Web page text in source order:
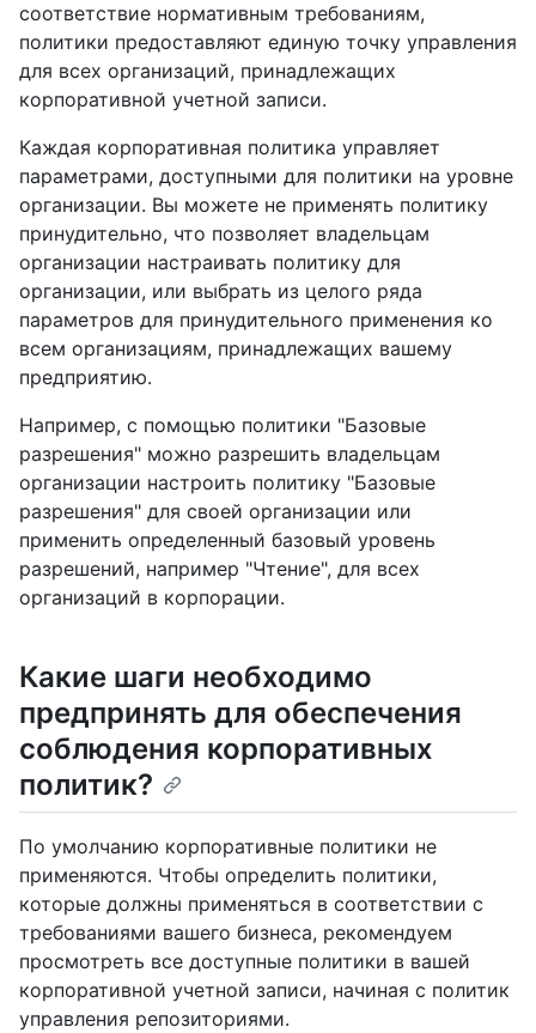
соответствие нормативным требованиям,
политики предоставляют единую точку управления
для всех организаций, принадлежащих
корпоративной учетной записи.
Каждая корпоративная политика управляет
параметрами, доступными для политики на уровне
организации. Вы можете не применять политику
принудительно, что позволяет владельцам
организации настраивать политику для
организации, или выбрать из целого ряда
параметров для принудительного применения ко
всем организациям, принадлежащих вашему
предприятию.
Например, с помощью политики "Базовые
разрешения" можно разрешить владельцам
организации настроить политику "Базовые
разрешения" для своей организации или
применить определенный базовый уровень
разрешений, например "Чтение", для всех
организаций в корпорации.
Какие шаги необходимо
предпринять для обеспечения
соблюдения корпоративных
политик?
По умолчанию корпоративные политики не
применяются. Чтобы определить политики,
которые должны применяться в соответствии с
требованиями вашего бизнеса, рекомендуем
просмотреть все доступные политики в вашей
корпоративной учетной записи, начиная с политик
управления репозиториями.